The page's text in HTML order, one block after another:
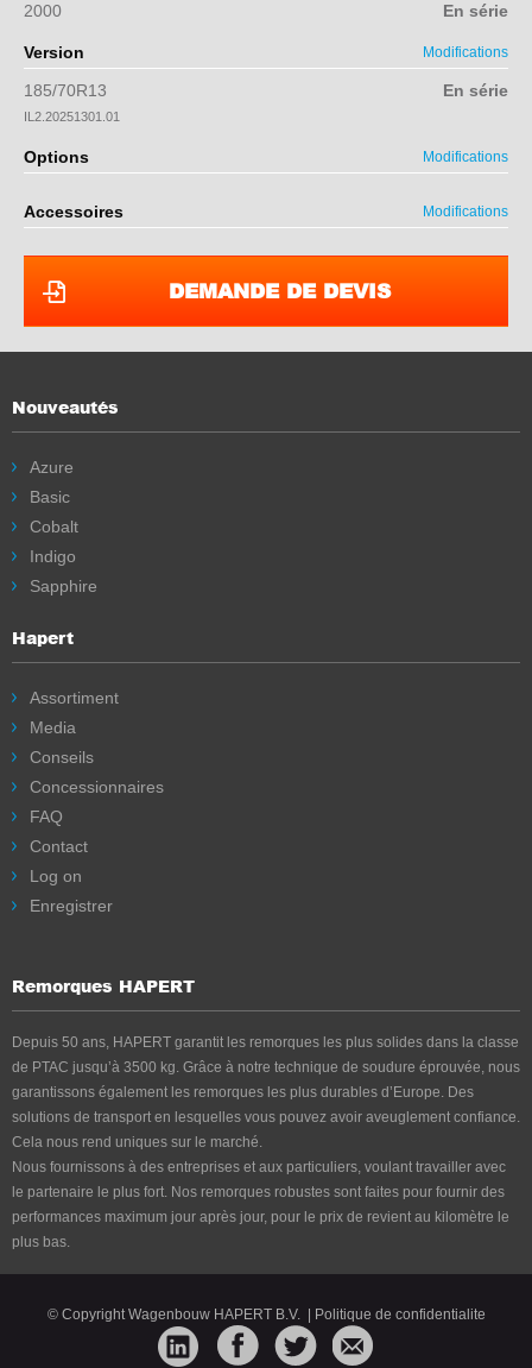
2000 En série
Version Modifications
En série
185/70R13
IL2.20251301.01
Options Modifications
Accessoires Modifications
DEMANDE DE DEVIS
Nouveautés
Azure
Basic
Cobalt
Indigo
Sapphire
Hapert
Assortiment
Media
Conseils
Concessionnaires
FAQ
Contact
Log on
Enregistrer
Remorques HAPERT
Depuis 50 ans, HAPERT garantit les remorques les plus solides dans la classe
de PTAC jusqu’à 3500 kg. Grâce à notre technique de soudure éprouvée, nous
garantissons également les remorques les plus durables d’Europe. Des
solutions de transport en lesquelles vous pouvez avoir aveuglement confiance.
Cela nous rend uniques sur le marché.
Nous fournissons à des entreprises et aux particuliers, voulant travailler avec
le partenaire le plus fort. Nos remorques robustes sont faites pour fournir des
performances maximum jour après jour, pour le prix de revient au kilomètre le
plus bas.
© Copyright Wagenbouw HAPERT B.V.| Politique de confidentialite